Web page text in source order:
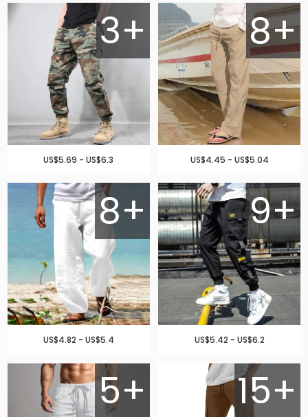
3+
US$5.69 - US$6.3
8+
US$4.45 - US$5.04
8+
US$4.82 - US$5.4
9+
US$5.42 - US$6.2
5+ 15+